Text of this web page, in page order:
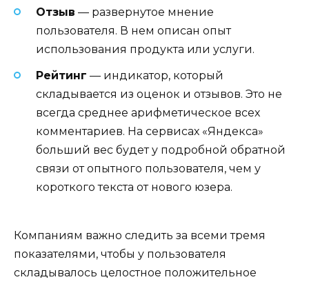
Отзыв — развернутое мнение
пользователя. В нем описан опыт
использования продукта или услуги.
Рейтинг — индикатор, который
складывается из оценок и отзывов. Это не
всегда среднее арифметическое всех
комментариев. На сервисах «Яндекса»
больший вес будет у подробной обратной
связи от опытного пользователя, чем у
короткого текста от нового юзера.
Компаниям важно следить за всеми тремя
показателями, чтобы у пользователя
складывалось целостное положительное